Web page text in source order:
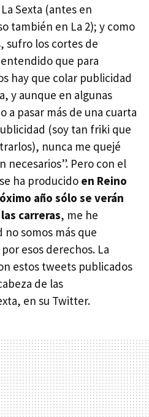
Sexta (antes en
también en La 2); y como
sufro los cortes de
que para
hay que colar publicidad
y aunque en algunas
a pasar más de una cuarta
(soy tan friki que
nunca me quejé
necesarios”. Pero con el
ha producido en Reino
año sólo se verán
carreras, me he
somos más que
esos derechos. La
estos tweets publicados
de las
en su Twitter.